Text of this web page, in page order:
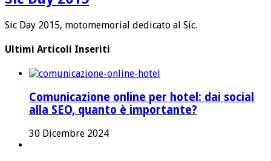
Sic Day 2015, motomemorial dedicato al Sic.
Ultimi Articoli Inseriti
Comunicazione online per hotel: dai social
alla SEO, quanto è importante?
30 Dicembre 2024